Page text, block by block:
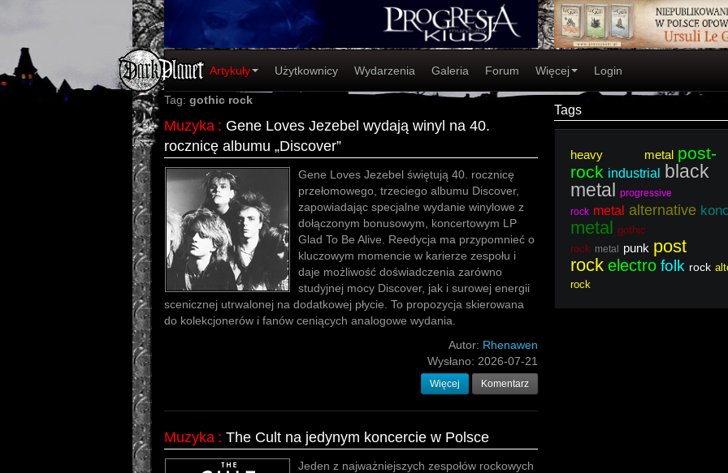
Artykuły Użytkownicy Wydarzenia Galeria Forum Więcej Login
Tag: gothic rock
Muzyka : Gene Loves Jezebel wydają winyl na 40.
rocznicę albumu „Discover”
Gene Loves Jezebel świętują 40. rocznicę
przełomowego, trzeciego albumu Discover,
zapowiadając specjalne wydanie winylowe z
dołączonym bonusowym, koncertowym LP
Glad To Be Alive. Reedycja ma przypomnieć o
kluczowym momencie w karierze zespołu i
daje możliwość doświadczenia zarówno
studyjnej mocy Discover, jak i surowej energii
scenicznej utrwalonej na dodatkowej płycie. To propozycja skierowana
do kolekcjonerów i fanów ceniących analogowe wydania.
Autor: Rhenawen
Wysłano: 2026-07-21
Więcej Komentarz
Muzyka : The Cult na jedynym koncercie w Polsce
Jeden z najważniejszych zespołów rockowych
Tags
heavy metal post-
rock industrial
black
metal progressive
rock metal alternative
metal gothic
rock metal punk post
rock electro folk rock
rock